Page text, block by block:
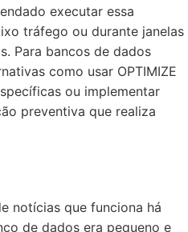
executar essa
tráfego ou durante janelas
Para bancos de dados
como usar OPTIMIZE
ou implementar
preventiva que realiza
notícias que funciona há
de dados era pequeno e